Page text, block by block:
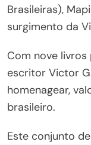
Brasileiras),
surgimento da
Com nove livros
escritor Victor
homenagear,
brasileiro.
Este conjunto